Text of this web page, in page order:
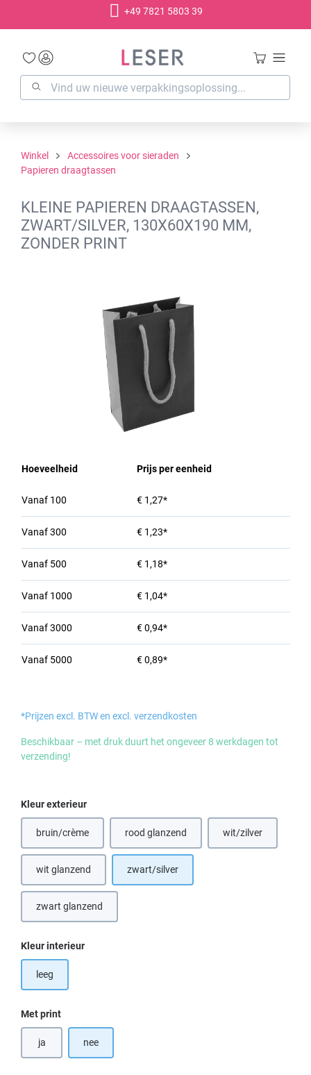
+49 7821 5803 39
Winkel
Accessoires voor sieraden
Papieren draagtassen
KLEINE PAPIEREN DRAAGTASSEN,
ZWART/SILVER, 130X60X190 MM,
ZONDER PRINT
Hoeveelheid Prijs per eenheid
Vanaf 100 € 1,27*
Vanaf300 € 1,23*
Vanaf 500 € 1,18*
Vanaf 1000 € 1,04*
Vanaf3000 € 0,94*
Vanaf 5000 € 0,89*
*Prijzen excl. BTW en excl. verzendkosten
Beschikbaar – met druk duurt het ongeveer 8 werkdagen tot
verzending!
Selecteer
Kleur exterieur
bruin/crème rood glanzend wit/zilver
wit glanzend zwart/silver
zwart glanzend
Selecteer
Kleur interieur
leeg
Selecteer
Met print
ja nee